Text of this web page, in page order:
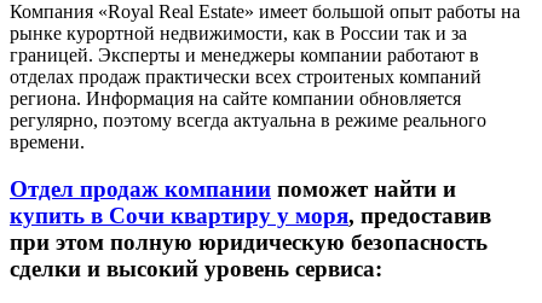
Компания «Royal Real Estate» имеет большой опыт работы на
рынке курортной недвижимости, как в России так и за
границей. Эксперты и менеджеры компании работают в
отделах продаж практически всех строитеных компаний
региона. Информация на сайте компании обновляется
регулярно, поэтому всегда актуальна в режиме реального
времени.
Отдел продаж компании поможет найти и
купить в Сочи квартиру у моря, предоставив
при этом полную юридическую безопасность
сделки и высокий уровень сервиса: